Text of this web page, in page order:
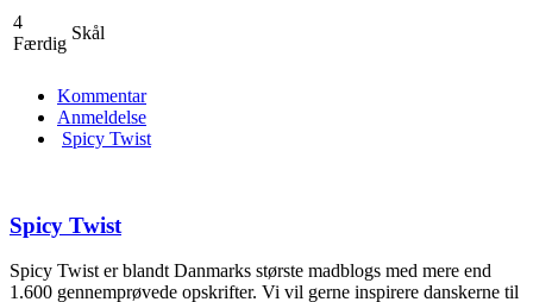
4
Færdig
Skål
Kommentar
Anmeldelse
Spicy Twist
Spicy Twist
Spicy Twist er blandt Danmarks største madblogs med mere end
1.600 gennemprøvede opskrifter. Vi vil gerne inspirere danskerne til